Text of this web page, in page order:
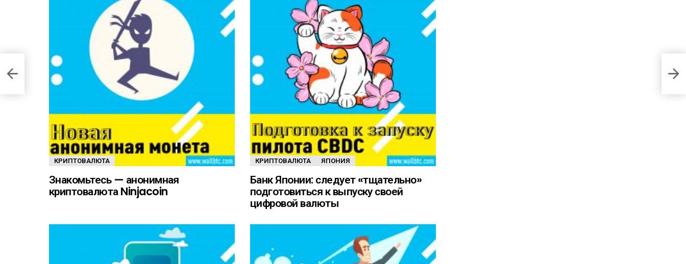
КРИПТОВАЛЮТА
Знакомьтесь — анонимная
криптовалюта Ninjacoin
КРИПТОВАЛЮТА ЯПОНИЯ
Банк Японии: следует «тщательно»
подготовиться к выпуску своей
цифровой валюты